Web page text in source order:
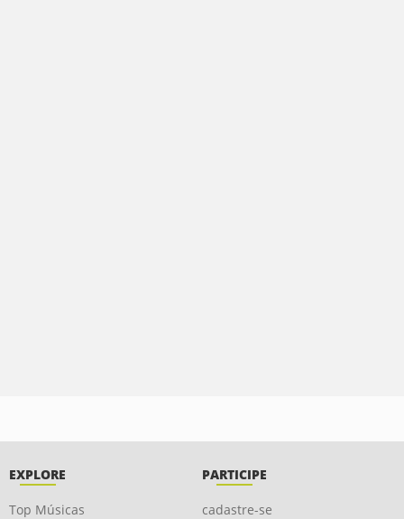
EXPLORE
Top Músicas
PARTICIPE
cadastre-se